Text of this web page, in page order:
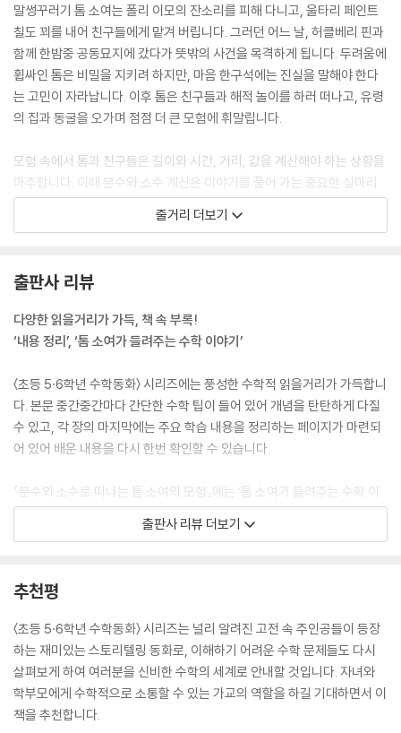
말썽꾸러기 톰 소여는 폴리 이모의 잔소리를 피해 다니고, 울타리 페인트
칠도 꾀를 내어 친구들에게 맡겨 버립니다. 그러던 어느 날, 허클베리 핀과
함께 한밤중 공동묘지에 갔다가 뜻밖의 사건을 목격하게 됩니다. 두려움에
휩싸인 톰은 비밀을 지키려 하지만, 마음 한구석에는 진실을 말해야 한다
는 고민이 자라납니다. 이후 톰은 친구들과 해적 놀이를 하러 떠나고, 유령
의 집과 동굴을 오가며 점점 더 큰 모험에 휘말립니다.
모험 속에서 톰과 친구들은 길이와 시간, 거리, 값을 계산해야 하는 상황을
마주합니다. 이때 분수와 소수 계산은 이야기를 풀어 가는 중요한 실마리
가 되고, 아이들은 사건을 해결하는 과정에서 자연스럽게 수학의 원리를
익혀 나갑니다. 과연 톰 소여와 허클베리 핀은 위험한 순간을 지나 보물까
줄거리 더보기
출판사 리뷰
다양한 읽을거리가 가득, 책 속 부록!
‘내용 정리’, ‘톰 소여가 들려주는 수학 이야기’
〈초등 5·6학년 수학동화〉 시리즈에는 풍성한 수학적 읽을거리가 가득합니
다. 본문 중간중간마다 간단한 수학 팁이 들어 있어 개념을 탄탄하게 다질
수 있고, 각 장의 마지막에는 주요 학습 내용을 정리하는 페이지가 마련되
어 있어 배운 내용을 다시 한번 확인할 수 있습니다.
『분수와 소수로 떠나는 톰 소여의 모험』에는 ‘톰 소여가 들려주는 수학 이
야기’ 코너가 마련되어 있습니다. 호기심 많은 톰이 ‘디오판토스의 묘비 속
숫자’, ‘산타클로스의 비밀 계산’, ‘8m 이웃, 서울의 거리’, ‘사람에게 필요한
이 교과서 안에만 머무는 것이 아니라 우리 삶 곳곳과 연결되어 있음을 자
연스럽게 보여 줍니다.
이처럼 〈초등 5·6학년 수학동화〉 시리즈는 고전을 활용해 수학을 쉽고 친
근하게 느끼게 하고, 아이들이 수학에 자신감을 가질 수 있도록 돕는 학습
동화입니다. 재미와 학습, 두 마리 토끼를 모두 잡을 수 있는 창의적이고 흥
출판사 리뷰 더보기
추천평
〈초등 5·6학년 수학동화〉 시리즈는 널리 알려진 고전 속 주인공들이 등장
하는 재미있는 스토리텔링 동화로, 이해하기 어려운 수학 문제들도 다시
살펴보게 하여 여러분을 신비한 수학의 세계로 안내할 것입니다. 자녀와
학부모에게 수학적으로 소통할 수 있는 가교의 역할을 하길 기대하면서 이
책을 추천합니다.